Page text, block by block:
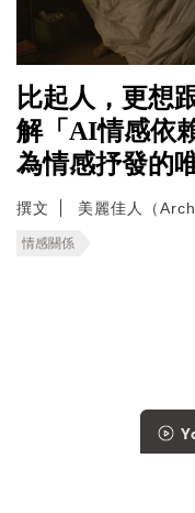
比起人，更想
解「AI情感依
為情感抒發的
撰文 美麗佳人（
情感關係